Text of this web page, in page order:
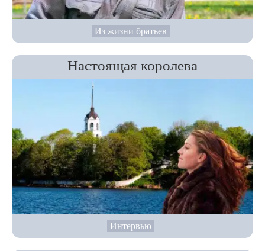
Из жизни братьев
Настоящая королева
Интервью